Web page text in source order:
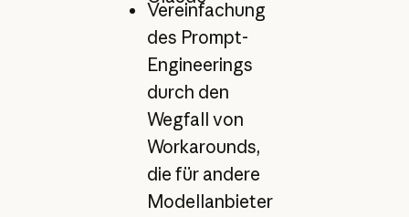
Vereinfachung
des Prompt-
Engineerings
durch den
Wegfall von
Workarounds,
die für andere
Modellanbieter